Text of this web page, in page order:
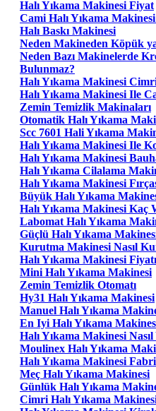
Halı Yıkama Makinesi Fiyat
Cami Halı Yıkama
Halı Baskı Makinesi
Neden Makineden Köpük
Neden Bazı Makinelerde
Bulunmaz?
Halı Yıkama Makinesi
Halı Yıkama Makinesi Ile
Zemin Temizlik Makinaları
Otomatik Halı Yıkama
Scc 7601 Hali Yıkama
Halı Yıkama Makinesi Ile
Halı Yıkama Makinesi
Halı Yıkama Cilalama
Halı Yıkama Makinesi
Büyük Halı Yıkama
Halı Yıkama Makinesi Kaç
Labomat Halı Yıkama
Güçlü Halı Yıkama
Kurutma Makinesi Nasıl
Halı Yıkama Makinesi Fiyatı
Mini Halı Yıkama Makinesi
Zemin Temizlik Otomatı
Hy31 Halı Yıkama Makinesi
Manuel Halı Yıkama
En Iyi Halı Yıkama
Halı Yıkama Makinesi Nasıl
Moulinex Halı Yıkama
Halı Yıkama Makinesi
Meç Halı Yıkama Makinesi
Günlük Halı Yıkama
Cimri Halı Yıkama